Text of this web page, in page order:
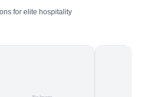
for elite hospitality